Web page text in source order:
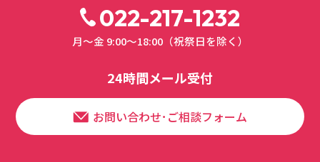
022-217-1232
月～金 9:00～18:00（祝祭日を除く）
24時間メール受付
お問い合わせ･ご相談フォーム